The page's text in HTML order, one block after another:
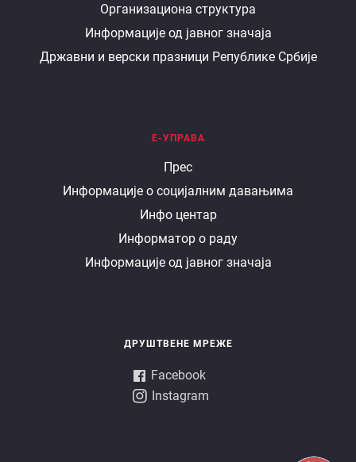
министарству
Организациона структура
Информације од јавног значаја
Државни и верски празници Републике Србије
Е-УПРАВА
Прес
Информације о социјалним давањима
Инфо центар
Информатор о раду
Информације од јавног значаја
ДРУШТВЕНЕ МРЕЖЕ
Facebook
Instagram